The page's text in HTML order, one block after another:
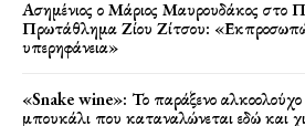
Ασημένιος ο Μάριος Μαυρουδάκος στο
Πρωτάθλημα Ζίου Ζίτσου:
υπερηφάνεια»
«Snake wine»: Το παράξενο αλκοολούχο
μπουκάλι που καταναλώνεται εδώ και